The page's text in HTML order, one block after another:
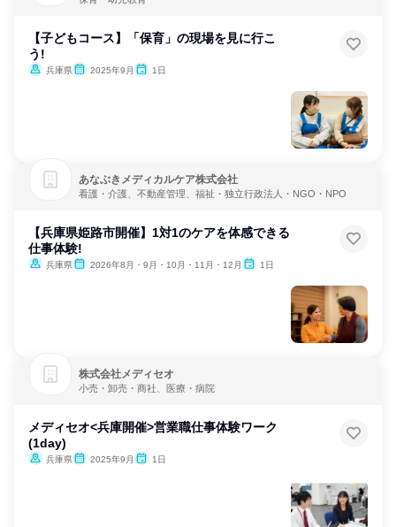
【子どもコース】「保育」の現場を見に行こ
う!
兵庫県 2025年9月 1日
あなぶきメディカルケア株式会社
看護・介護、不動産管理、福祉・独立行政法人・NGO・NPO
【兵庫県姫路市開催】1対1のケアを体感できる
仕事体験!
兵庫県 2026年8月・9月・10月・11月・12月 1日
株式会社メディセオ
小売・卸売・商社、医療・病院
メディセオ<兵庫開催>営業職仕事体験ワーク
(1day)
兵庫県 2025年9月 1日